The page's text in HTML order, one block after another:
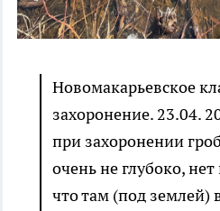
Новомакарьевское
захоронение. 23.04.
при захоронении
очень не глубоко,
что там (под землей)